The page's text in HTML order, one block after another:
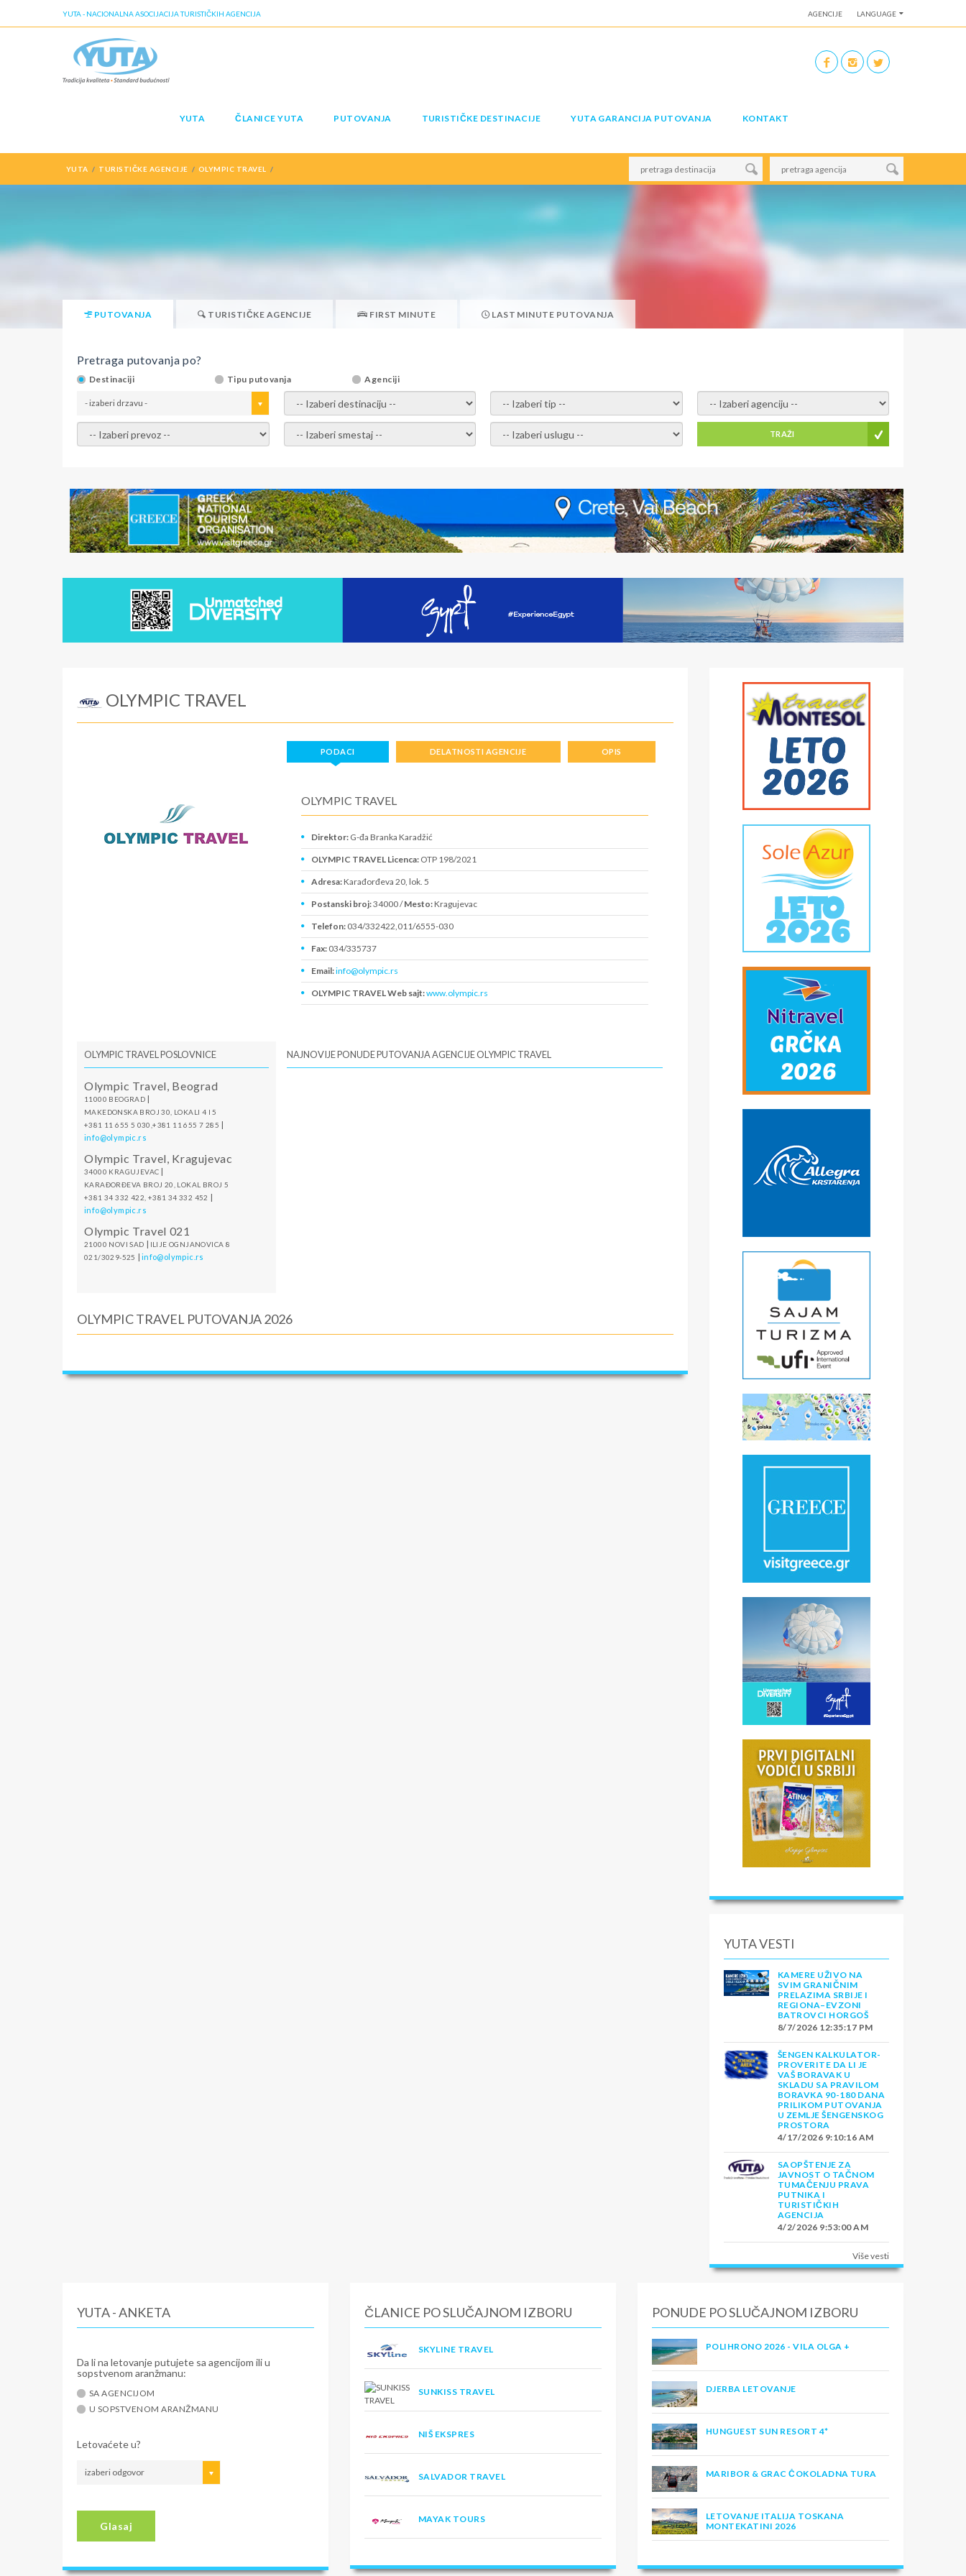
AGENCIJE LANGUAGE
YUTA - NACIONALNA ASOCIJACIJA TURISTIČKIH AGENCIJA
YUTA ČLANICE YUTA PUTOVANJA TURISTIČKE DESTINACIJE YUTA GARANCIJA PUTOVANJA KONTAKT
YUTA TURISTIČKE AGENCIJE OLYMPIC TRAVEL
PUTOVANJA TURISTIČKE AGENCIJE FIRST MINUTE LAST MINUTE PUTOVANJA
Pretraga putovanja po?
Destinaciji Tipu putovanja Agenciji
- izaberi drzavu - - izaberi destinaciju - - izaberi tip - - izaberi agenciju -
- izaberi prevoz - - Izaberite smestaj - - Izaberite uslugu - TRAŽI
OLYMPIC TRAVEL
PODACI DELATNOSTI AGENCIJE OPIS
OLYMPIC TRAVEL
Direktor:G-đa Branka Karadžić
OLYMPIC TRAVEL Licenca:OTP 198/2021
Adresa:Karađorđeva 20, lok. 5
Postanski broj:34000 /Mesto:Kragujevac
Telefon:034/332422,011/6555-030
Fax:034/335737
Email:info@olympic.rs
OLYMPIC TRAVEL Web sajt:www.olympic.rs
OLYMPIC TRAVEL POSLOVNICE
Olympic Travel, Beograd
11000 BEOGRAD |
MAKEDONSKA BROJ 30, LOKALI 4 I 5
+381 11 655 5 030,+381 11 655 7 285 |
info@olympic.rs
Olympic Travel, Kragujevac
34000 KRAGUJEVAC |
KARAĐORĐEVA BROJ 20, LOKAL BROJ 5
+381 34 332 422, +381 34 332 452 |
info@olympic.rs
Olympic Travel 021
21000 NOVI SAD | ILIJE OGNJANOVICA 8
021/3029-525 | info@olympic.rs
NAJNOVIJE PONUDE PUTOVANJA AGENCIJE OLYMPIC TRAVEL
OLYMPIC TRAVEL PUTOVANJA 2026
YUTA VESTI
KAMERE UŽIVO NA
SVIM GRANIČNIM
PRELAZIMA SRBIJE I
REGIONA–EVZONI
BATROVCI HORGOŠ
8/7/2026 12:35:17 PM
ŠENGEN KALKULATOR-
PROVERITE DA LI JE
VAŠ BORAVAK U
SKLADU SA PRAVILOM
BORAVKA 90-180 DANA
PRILIKOM PUTOVANJA
U ZEMLJE ŠENGENSKOG
PROSTORA
4/17/2026 9:10:16 AM
SAOPŠTENJE ZA
JAVNOST O TAČNOM
TUMAČENJU PRAVA
PUTNIKA I
TURISTIČKIH
AGENCIJA
4/2/2026 9:53:00 AM
Više vesti
YUTA - ANKETA
Da li na letovanje putujete sa agencijom ili u
sopstvenom aranžmanu:
SA AGENCIJOM
U SOPSTVENOM ARANŽMANU
Letovaćete u?
izaberi odgovor
Glasaj
ČLANICE PO SLUČAJNOM IZBORU
SKYLINE TRAVEL
SUNKISS TRAVEL
NIŠ EKSPRES
SALVADOR TRAVEL
MAYAK TOURS
PONUDE PO SLUČAJNOM IZBORU
POLIHRONO 2026 - VILA OLGA +
DJERBA LETOVANJE
HUNGUEST SUN RESORT 4*
MARIBOR & GRAC ČOKOLADNA TURA
LETOVANJE ITALIJA TOSKANA
MONTEKATINI 2026